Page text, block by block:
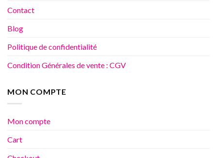
Contact
Blog
Politique de confidentialité
Condition Générales de vente : CGV
MON COMPTE
Mon compte
Cart